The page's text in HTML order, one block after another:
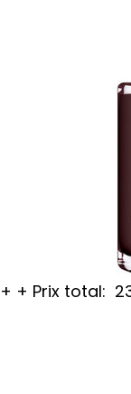
+ + Prix total: